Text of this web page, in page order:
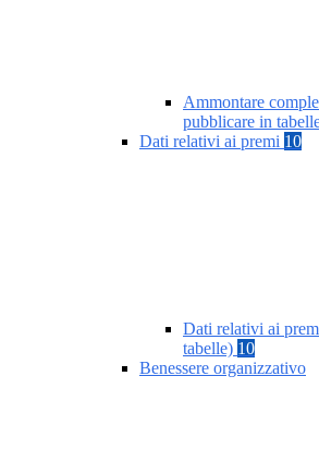
Ammontare
pubblicare in
Dati relativi ai premi 10
Dati relativi ai
tabelle) 10
Benessere organizzativo